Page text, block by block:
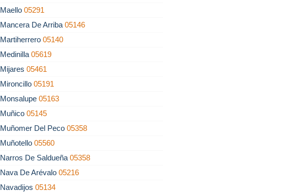
Maello05291
Mancera De Arriba05146
Martiherrero05140
Medinilla05619
Mijares05461
Mironcillo05191
Monsalupe05163
Muñico05145
Muñomer Del Peco05358
Muñotello05560
Narros De Saldueña05358
Nava De Arévalo05216
Navadijos05134